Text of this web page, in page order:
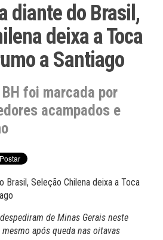
diante do Brasil,
deixa a Toca
a Santiago
foi marcada por
acampados e
de Minas Gerais neste
após queda nas oitavas